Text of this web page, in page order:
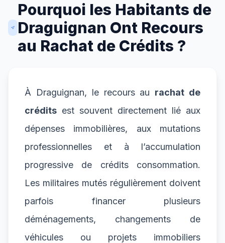
Pourquoi les Habitants de
Draguignan Ont Recours
au Rachat de Crédits ?
À Draguignan, le recours au rachat de
crédits est souvent directement lié aux
dépenses immobilières, aux mutations
professionnelles et à l’accumulation
progressive de crédits consommation.
Les militaires mutés régulièrement doivent
parfois financer plusieurs
déménagements, changements de
véhicules ou projets immobiliers